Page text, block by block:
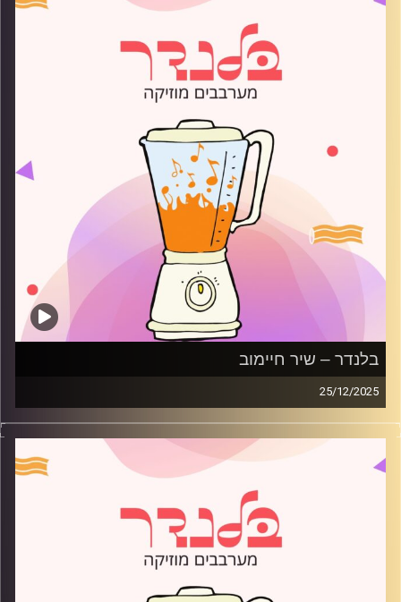
בלנדר – שיר חיימוב
25/12/2025
מוזיקה רגועה לפתוח איתה את הבוקר בהגשת שיר חיימוב
קרדיט תמונות:
AudioVersity